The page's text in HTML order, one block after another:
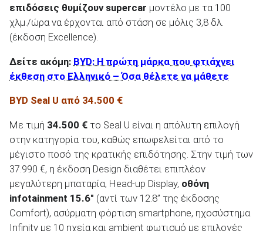
επιδόσεις θυμίζουν supercar μοντέλο με τα 100
χλμ./ώρα να έρχονται από στάση σε μόλις 3,8 δλ.
(έκδοση Excellence).
Δείτε ακόμη: BYD: Η πρώτη μάρκα που φτιάχνει
έκθεση στο Ελληνικό – Όσα θέλετε να μάθετε
BYD Seal U από 34.500 €
Με τιμή 34.500 € το Seal U είναι η απόλυτη επιλογή
στην κατηγορία του, καθώς επωφελείται από το
μέγιστο ποσό της κρατικής επιδότησης. Στην τιμή των
37.990 €, η έκδοση Design διαθέτει επιπλέον
μεγαλύτερη μπαταρία, Head-up Display, οθόνη
infotainment 15.6" (αντί των 12.8” της έκδοσης
Comfort), ασύρματη φόρτιση smartphone, ηχοσύστημα
Infinity με 10 ηχεία και ambient φωτισμό με επιλογές